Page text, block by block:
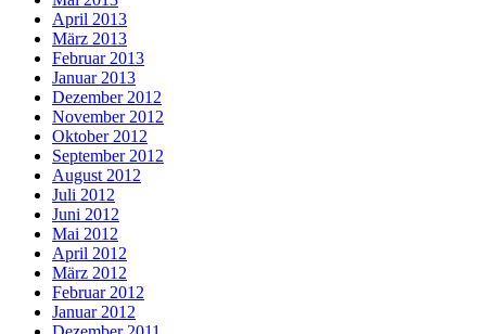
April 2013
März 2013
Februar 2013
Januar 2013
Dezember 2012
November 2012
Oktober 2012
September 2012
August 2012
Juli 2012
Juni 2012
Mai 2012
April 2012
März 2012
Februar 2012
Januar 2012